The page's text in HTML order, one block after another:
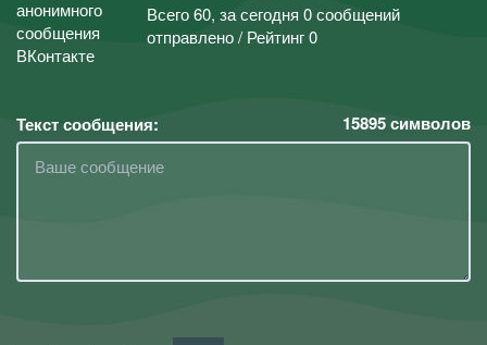
Всего 60, за сегодня 0 сообщений
отправлено / Рейтинг 0
Текст сообщения: 15895символов